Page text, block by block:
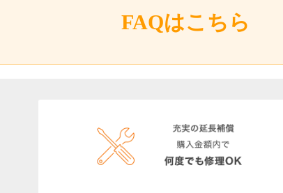
FAQはこちら